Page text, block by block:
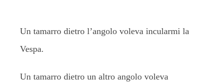
Un tamarro dietro l’angolo voleva incularmi la
Vespa.
Un tamarro dietro un altro angolo voleva